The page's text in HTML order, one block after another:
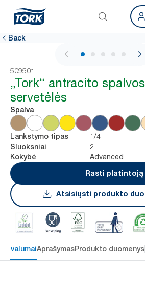
Back
1 / 5
509501
„Tork“ antracito
servetėlės
Spalva
Lankstymo tipas 1/4
Sluoksniai 2
Kokybė
Advanced
Rasti platintoją
Atsisiųsti produkto
AprašymasProdukto duomenys